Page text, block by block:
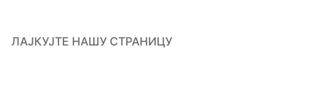
ЛАЈКУЈТЕ НАШУ СТРАНИЦУ